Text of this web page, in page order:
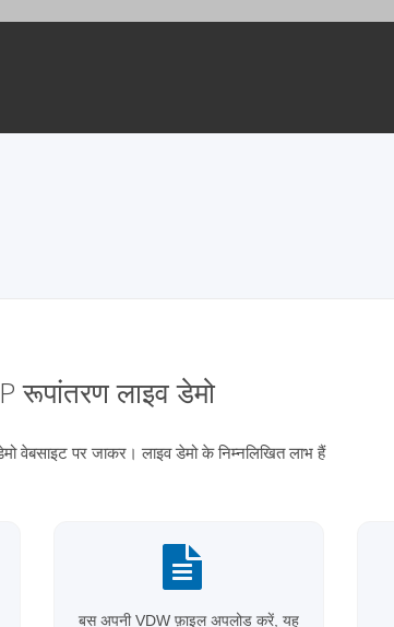
रूपांतरण लाइव डेमो
वेबसाइट पर जाकर। लाइव डेमो के निम्नलिखित लाभ हैं
बस अपनी VDW फ़ाइल अपलोड करें, यह